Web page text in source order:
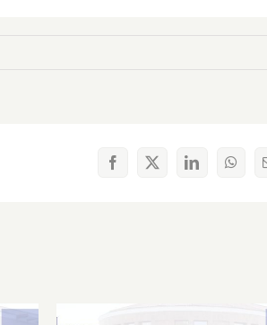
Facebook
X LinkedIn